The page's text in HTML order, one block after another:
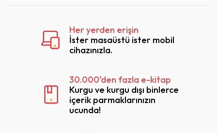
Her yerden erişin
İster masaüstü ister mobil
cihazınızla.
30.000’den fazla e-kitap
Kurgu ve kurgu dışı binlerce
içerik parmaklarınızın
ucunda!